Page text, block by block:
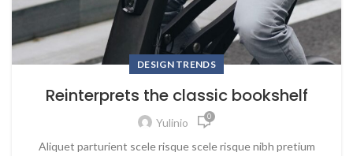
DESIGN TRENDS
Reinterprets the classic bookshelf
Yulinio 0
Aliquet parturient scele risque scele risque nibh pretium